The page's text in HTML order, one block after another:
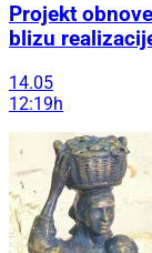
Projekt
blizu
14.05
12:19h